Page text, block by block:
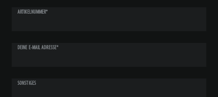
ARTIKELNUMMER*
DEINE E-MAIL ADRESSE*
SONSTIGES